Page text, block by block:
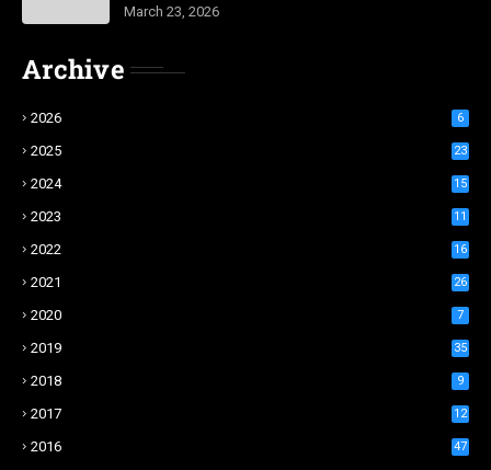
March 23, 2026
Archive
2026 6
2025 23
2024 15
2023 11
2022 16
2021 26
2020 7
2019 35
2018 9
2017 12
2016 47